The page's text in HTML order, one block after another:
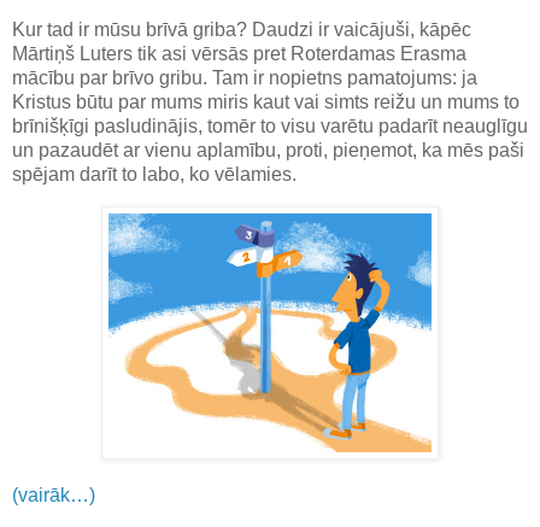
Kur tad ir mūsu brīvā griba? Daudzi ir vaicājuši, kāpēc
Mārtiņš Luters tik asi vērsās pret Roterdamas Erasma
mācību par brīvo gribu. Tam ir nopietns pamatojums: ja
Kristus būtu par mums miris kaut vai simts reižu un mums to
brīnišķīgi pasludinājis, tomēr to visu varētu padarīt neauglīgu
un pazaudēt ar vienu aplamību, proti, pieņemot, ka mēs paši
spējam darīt to labo, ko vēlamies.
(vairāk…)